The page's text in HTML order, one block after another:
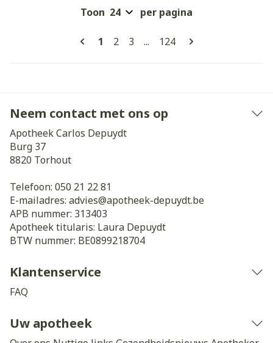
Pagina's
U lees momenteel pagina
1 Pagina
2 Pagina
3 ... Pagina
124
Toon per pagina
Neem contact met ons op
Apotheek Carlos Depuydt
Burg 37
8820 Torhout
Telefoon: 050 21 22 81
E-mailadres: advies@apotheek-depuydt.be
APB nummer: 313403
Apotheek titularis: Laura Depuydt
BTW nummer: BE0899218704
Klantenservice
FAQ
Uw apotheek